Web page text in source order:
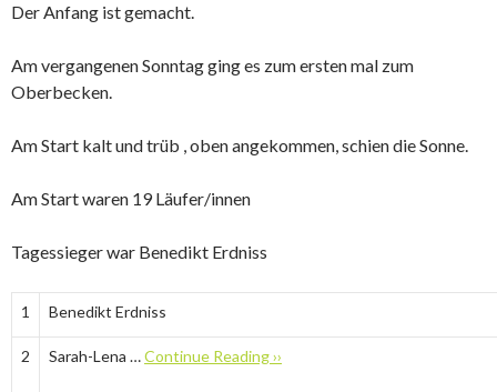
Der Anfang ist gemacht.
Am vergangenen Sonntag ging es zum ersten mal zum
Oberbecken.
Am Start kalt und trüb , oben angekommen, schien die Sonne.
Am Start waren 19 Läufer/innen
Tagessieger war Benedikt Erdniss
1 Benedikt Erdniss
2 Sarah-Lena …Continue Reading ››